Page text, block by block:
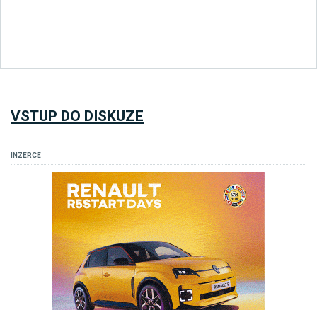
VSTUP DO DISKUZE
INZERCE